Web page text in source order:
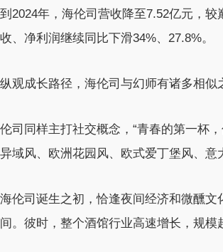
到2024年，海伦司营收降至7.52亿元，
收、净利润继续同比下滑34%、27.8%。
纵观成长路径，海伦司与幻师有诸多相似
伦司同样主打社交概念，“青春的第一杯
异域风、欧洲花园风、欧式爱丁堡风、
海伦司诞生之初，恰逢夜间经济和微醺
间。彼时，整个酒馆行业高速增长，规模